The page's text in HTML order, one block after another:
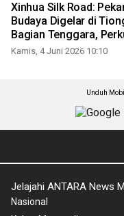
Xinhua Silk Road:
Budaya Digelar di
Bagian Tenggara,
Hubungan Lintas-Selat
Kamis, 4 Juni 2026 10:10
Unduh
Jelajahi ANTARA News
Nasional